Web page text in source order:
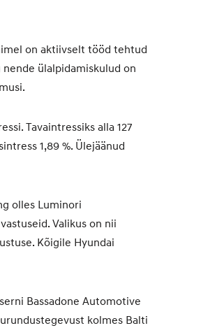
on aktiivselt tööd tehtud
ülalpidamiskulud on
Tavaintressiks alla 127
1,89 %. Ülejäänud
olles Luminori
Valikus on nii
Kõigile Hyundai
Bassadone Automotive
kolmes Balti